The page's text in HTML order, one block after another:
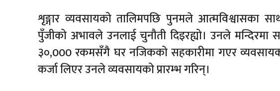
शृङ्गार व्यवसायको तालिमपछि पुनमले आत्मविश्वासका
पुँजीको अभावले उनलाई चुनौती दिइरह्यो। उनले मन्दिरमा
३०,000 रकमसँगै घर नजिकको सहकारीमा गएर
कर्जा लिएर उनले व्यवसायको प्रारम्भ गरिन्।